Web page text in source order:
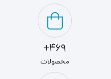
469+
محصولات